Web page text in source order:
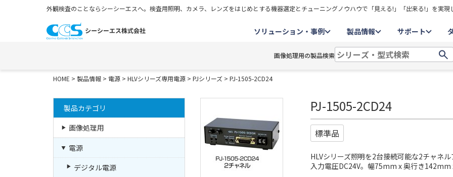
外観検査のことならシーシーエスへ。検査用照明、カメラ、レンズをはじめとする機器選定とチューニングノウハウで「見える!」「出来る!」を実現
ソリューション・事例 製品情報 サポート
画像処理用の製品検索
HOME > 製品情報 > 電源 > HLVシリーズ専用電源 > PJシリーズ > PJ-1505-2CD24
PJ-1505-2CD24
標準品
HLVシリーズ照明を2台接続可能な2チャネ
入力電圧DC24V。幅75mm x 奥行き
製品カテゴリ
画像処理用
電源
デジタル電源